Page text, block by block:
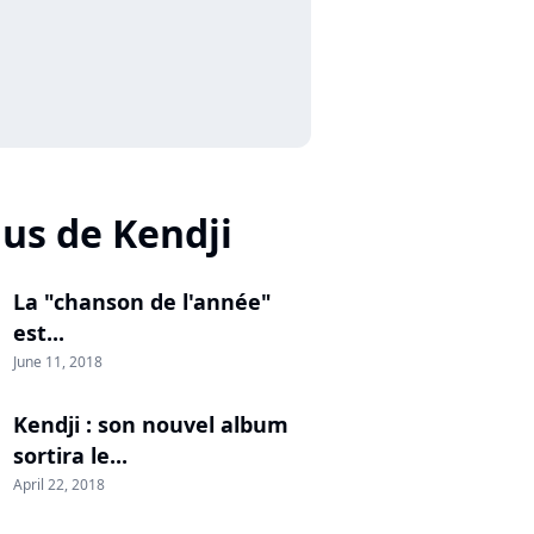
de Kendji
La "chanson de l'année"
est...
June 11, 2018
Kendji : son nouvel album
sortira le...
April 22, 2018